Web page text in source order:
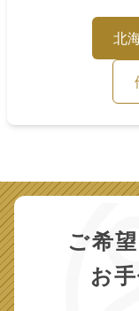
北
ご希
お